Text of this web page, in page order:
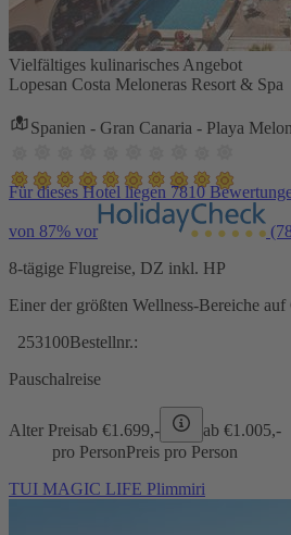
Vielfältiges kulinarisches Angebot
Lopesan Costa Meloneras Resort & Spa
Spanien - Gran Canaria - Playa
Für dieses Hotel liegen 7810
von 87% vor
8-tägige Flugreise, DZ inkl. HP
Einer der größten Wellness-Bereiche auf
253100Bestellnr.:
Pauschalreise
Alter Preisab €1.699,- ab €1.005,-
pro PersonPreis pro Person
TUI MAGIC LIFE Plimmiri